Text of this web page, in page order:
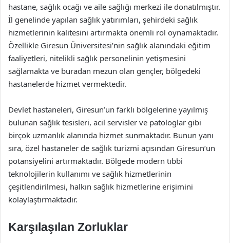
hastane, sağlık ocağı ve aile sağlığı merkezi ile donatılmıştır.
İl genelinde yapılan sağlık yatırımları, şehirdeki sağlık
hizmetlerinin kalitesini artırmakta önemli rol oynamaktadır.
Özellikle Giresun Üniversitesi’nin sağlık alanındaki eğitim
faaliyetleri, nitelikli sağlık personelinin yetişmesini
sağlamakta ve buradan mezun olan gençler, bölgedeki
hastanelerde hizmet vermektedir.
Devlet hastaneleri, Giresun’un farklı bölgelerine yayılmış
bulunan sağlık tesisleri, acil servisler ve patologlar gibi
birçok uzmanlık alanında hizmet sunmaktadır. Bunun yanı
sıra, özel hastaneler de sağlık turizmi açısından Giresun’un
potansiyelini artırmaktadır. Bölgede modern tıbbi
teknolojilerin kullanımı ve sağlık hizmetlerinin
çeşitlendirilmesi, halkın sağlık hizmetlerine erişimini
kolaylaştırmaktadır.
Karşılaşılan Zorluklar